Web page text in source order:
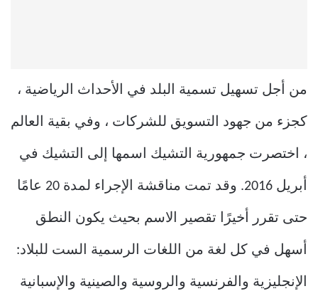
من أجل تسهيل تسمية البلد في الأحداث الرياضية ،
كجزء من جهود التسويق للشركات ، وفي بقية العالم
، اختصرت جمهورية التشيك اسمها إلى التشيك في
أبريل 2016. وقد تمت مناقشة الإجراء لمدة 20 عامًا
حتى تقرر أخيرًا تقصير الاسم بحيث يكون النطق
أسهل في كل لغة من اللغات الرسمية الست للبلاد:
الإنجليزية والفرنسية والروسية والصينية والإسبانية